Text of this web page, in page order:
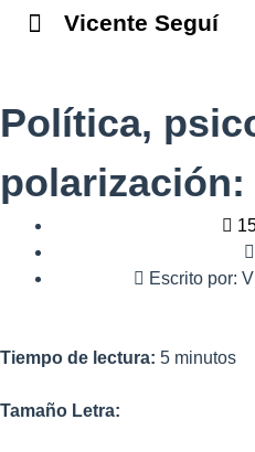
Vicente Seguí
Política,
polarización:
Escrito por:
Tiempo de lectura: 5 minutos
Tamaño Letra: